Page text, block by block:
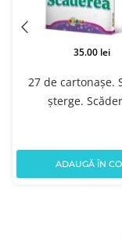
27 de cartonașe.
șterge.
35.00 lei
ADAUGĂ ÎN